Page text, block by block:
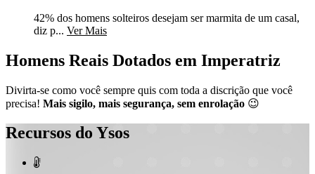
42% dos homens solteiros desejam ser marmita de um casal,
diz p... Ver Mais
Homens Reais Dotados em Imperatriz
Divirta-se como você sempre quis com toda a discrição que você
precisa! Mais sigilo, mais segurança, sem enrolação 😉
Recursos do Ysos
